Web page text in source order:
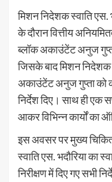
मिशन निदेशक स्वाति एस.
के दौरान वित्तीय
ब्लॉक अकाउंटेंट अनुज
जिसके बाद मिशन निदेशक
अकाउंटेंट अनुज गुप्ता को
निर्देश दिए। साथ ही एक
आकर विभिन्न कार्यों का
इस अवसर पर मुख्य
स्वाति एस. भदौरिया का
निरीक्षण में दिए गए सभी